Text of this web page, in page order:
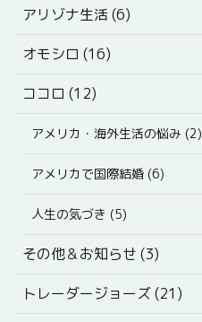
アリゾナ生活 (6)
オモシロ (16)
ココロ (12)
アメリカ・海外生活の悩み (2)
アメリカで国際結婚 (6)
人生の気づき (5)
その他＆お知らせ (3)
トレーダージョーズ (21)